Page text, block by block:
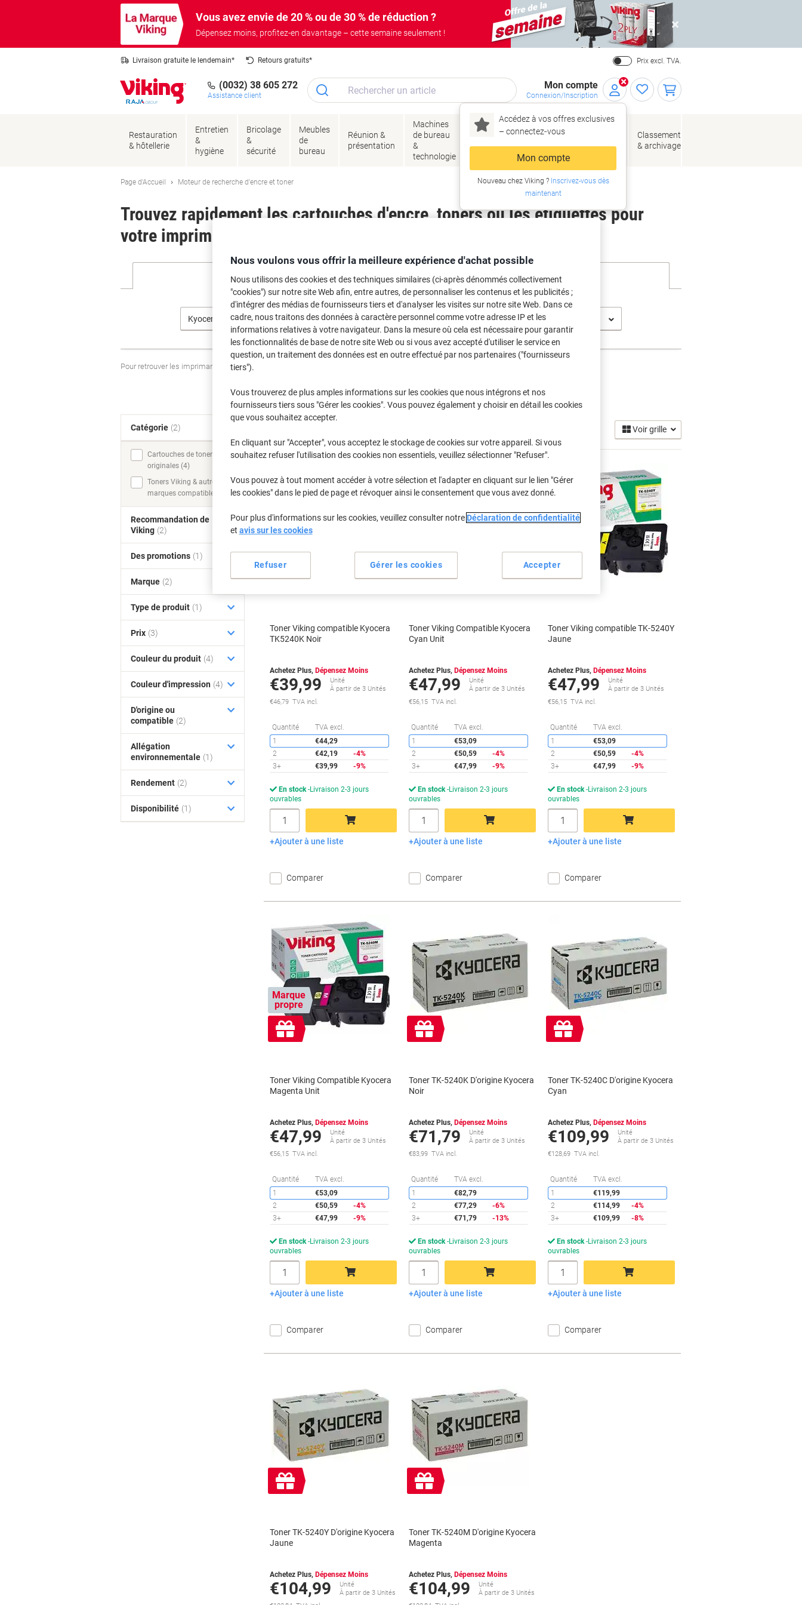
Vous avez envie de 20 % ou de 30 % de réduction ?
Dépensez moins, profitez-en davantage – cette semaine seulement !
Close
Livraison gratuite le lendemain* Retours gratuits* Prix excl. TVA.
(0032) 38 605 272
Assistance client
Mon compte
Connexion/Inscription
Accédez à vos offres exclusives
– connectez‑vous
Mon compte
Nouveau chez Viking ?Inscrivez-vous dès
maintenant
Restauration
& hôtellerie
Entretien
&
hygiène
Bricolage
&
sécurité
Meubles
de
bureau
Réunion &
présentation
Machines
de bureau
&
technologie
Encres
Papier,
enveloppes
&
emballage
de bureau
Classement
& archivage
Page d'Accueil Moteur de recherche d'encre et toner
Trouvez rapidement les cartouches d'encre, toners ou les étiquettes pour
votre imprimante.
Sélectionner la marque, la gamme et le modèle
Kyocera Ecosys P Kyocera Ecosys P 5026
Pour retrouver les imprimantes listées et/ou les cartouches précédemment achetées
Kyocera Ecosys P 5026 Cartouches Toner (8)
Voir grille
propre
Cadeau
Toner Viking compatible Kyocera
TK5240K Noir
Achetez Plus, Dépensez Moins
€39,99
Unité
À partir de 3 Unités
€46,79 TVA incl.
Quantité TVA excl.
Économies
1
€44,29
2
€42,19
-4%
3+
€39,99 -9%
En stock Livraison 2-3 jours
ouvrables
Quantité
Ajouter au panier
Ajouter à une liste
Comparer
propre
Toner Viking Compatible Kyocera
Cyan Unit
Achetez Plus, Dépensez Moins
€47,99
Unité
À partir de 3 Unités
€56,15 TVA incl.
Quantité TVA excl.
Économies
1
€53,09
2
€50,59
-4%
3+
€47,99 -9%
En stock Livraison 2-3 jours
ouvrables
Quantité
Ajouter au panier
Ajouter à une liste
Comparer
propre
Cadeau
Toner Viking compatible TK-5240Y
Jaune
Achetez Plus, Dépensez Moins
€47,99
Unité
À partir de 3 Unités
€56,15 TVA incl.
Quantité TVA excl.
1
€53,09
2
€50,59
-4%
3+
€47,99 -9%
En stock Livraison 2-3 jours
ouvrables
Quantité
Ajouter au panier
Ajouter à une liste
Comparer
Marque
propre
Cadeau
gratuit
Toner Viking Compatible Kyocera
Magenta Unit
Achetez Plus, Dépensez Moins
€47,99
Unité
À partir de 3 Unités
€56,15 TVA incl.
Quantité TVA excl.
Économies
1
€53,09
2
€50,59
-4%
3+
€47,99 -9%
En stock Livraison 2-3 jours
ouvrables
Quantité
Ajouter au panier
Ajouter à une liste
Comparer
Cadeau
gratuit
Toner TK-5240K D'origine Kyocera
Noir
Achetez Plus, Dépensez Moins
€71,79
Unité
À partir de 3 Unités
€83,99 TVA incl.
Quantité TVA excl.
Économies
1
€82,79
2
€77,29
-6%
3+
€71,79 -13%
En stock Livraison 2-3 jours
ouvrables
Quantité
Ajouter au panier
Ajouter à une liste
Comparer
Cadeau
gratuit
Toner TK-5240C D'origine Kyocera
Cyan
Achetez Plus, Dépensez Moins
€109,99
Unité
À partir de 3 Unités
€128,69 TVA incl.
Quantité TVA excl.
1
€119,99
2
€114,99
-4%
3+
€109,99 -8%
En stock Livraison 2-3 jours
ouvrables
Quantité
Ajouter au panier
Ajouter à une liste
Comparer
Cadeau
gratuit
Toner TK-5240Y D'origine Kyocera
Jaune
Achetez Plus, Dépensez Moins
€104,99
Unité
À partir de 3 Unités
Cadeau
gratuit
Toner TK-5240M D'origine Kyocera
Magenta
Achetez Plus, Dépensez Moins
€104,99
Unité
À partir de 3 Unités
Catégorie (2)
Cartouches de toner
originales (4)
Toners Viking & autres
marques compatibles (4)
Recommandation de
Viking (2)
Des promotions (1)
Marque (2)
Type de produit (1)
Prix (3)
Couleur du produit (4)
Couleur d'impression (4)
D'origine ou
compatible (2)
Allégation
environnementale (1)
Rendement (2)
Disponibilité (1)
Nous voulons vous offrir la meilleure expérience d'achat possible
Nous utilisons des cookies et des techniques similaires (ci-après dénommés collectivement
"cookies") sur notre site Web afin, entre autres, de personnaliser les contenus et les publicités ;
d'intégrer des médias de fournisseurs tiers et d'analyser les visites sur notre site Web. Dans ce
cadre, nous traitons des données à caractère personnel comme votre adresse IP et les
informations relatives à votre navigateur. Dans la mesure où cela est nécessaire pour garantir
les fonctionnalités de base de notre site Web ou si vous avez accepté d'utiliser le service en
question, un traitement des données est en outre effectué par nos partenaires ("fournisseurs
tiers").
Vous trouverez de plus amples informations sur les cookies que nous intégrons et nos
fournisseurs tiers sous "Gérer les cookies". Vous pouvez également y choisir en détail les cookies
que vous souhaitez accepter.
En cliquant sur "Accepter", vous acceptez le stockage de cookies sur votre appareil. Si vous
souhaitez refuser l'utilisation des cookies non essentiels, veuillez sélectionner "Refuser".
Vous pouvez à tout moment accéder à votre sélection et l'adapter en cliquant sur le lien "Gérer
les cookies" dans le pied de page et révoquer ainsi le consentement que vous avez donné.
Pour plus d'informations sur les cookies, veuillez consulter notre Déclaration de confidentialité
et avis sur les cookies
Gérer les cookies
Refuser Accepter